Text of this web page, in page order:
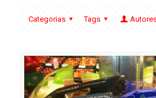
Categorias Tags